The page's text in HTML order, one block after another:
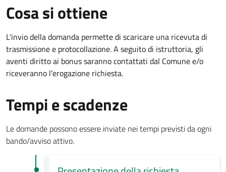
Cosa si ottiene
L'invio della domanda permette di scaricare una ricevuta di
trasmissione e protocollazione. A seguito di istruttoria, gli
aventi diritto ai bonus saranno contattati dal Comune e/o
riceveranno l'erogazione richiesta.
Tempi e scadenze
Le domande possono essere inviate nei tempi previsti da ogni
bando/avviso attivo.